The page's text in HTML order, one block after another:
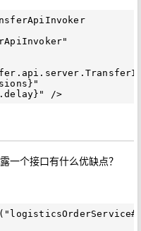
一个接口有什么优缺点？